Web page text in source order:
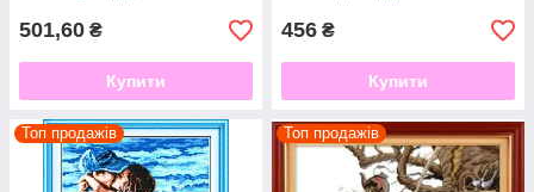
501,60 ₴
Купити
456 ₴
Купити
Топ продажів Топ продажів